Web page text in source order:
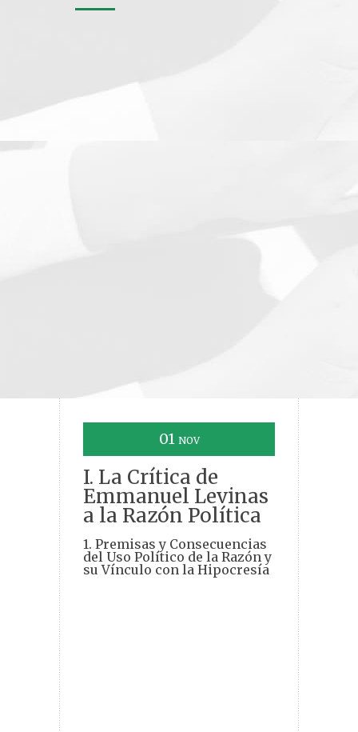
01 NOV
I. La Crítica de
Emmanuel Levinas
a la Razón Política
1. Premisas y Consecuencias
del Uso Político de la Razón y
su Vínculo con la Hipocresía